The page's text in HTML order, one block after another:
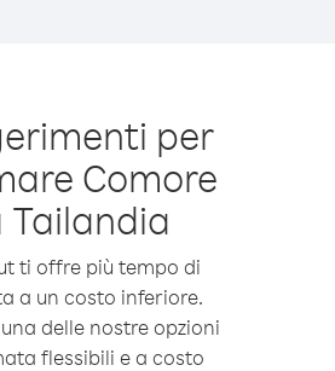
per
Comore
Tailandia
ti offre più tempo di
a un costo inferiore.
delle nostre opzioni
flessibili e a costo